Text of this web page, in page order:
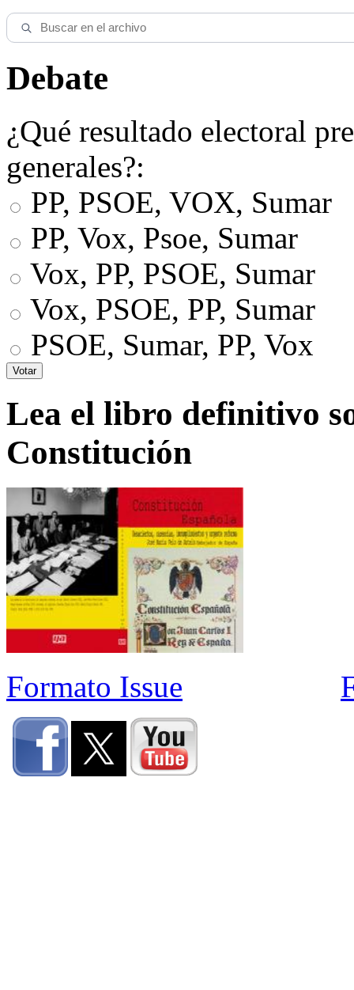
Debate
¿Qué resultado electoral
generales?:
PP, PSOE, VOX, Sumar
PP, Vox, Psoe, Sumar
Vox, PP, PSOE, Sumar
Vox, PSOE, PP, Sumar
PSOE, Sumar, PP, Vox
Lea el libro definitivo
Constitución
Formato Issue